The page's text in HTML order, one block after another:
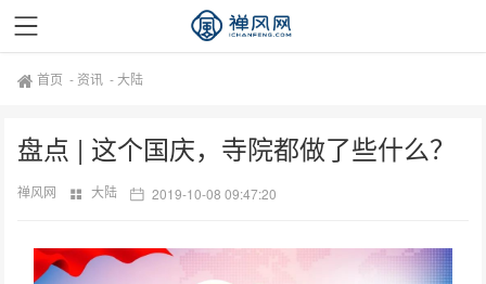
首页 - 资讯 -大陆
盘点 | 这个国庆，寺院都做了些什么？
禅风网 大陆 2019-10-08 09:47:20